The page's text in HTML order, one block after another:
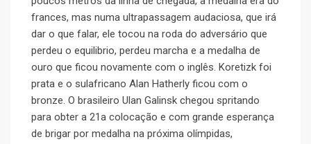
frances, mas numa ultrapassagem audaciosa, que irá
dar o que falar, ele tocou na roda do adversário que
perdeu o equilibrio, perdeu marcha e a medalha de
ouro que ficou novamente com o inglês. Koretizk foi
prata e o sulafricano Alan Hatherly ficou com o
bronze. O brasileiro Ulan Galinsk chegou spritando
para obter a 21a colocação e com grande esperança
de brigar por medalha na próxima olímpidas,